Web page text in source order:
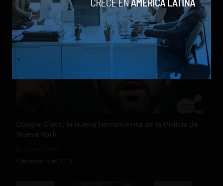
Google Glass, la nueva herramienta de la Policía de
Nueva York
6 de febrero de 2014